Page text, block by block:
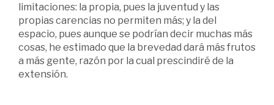
limitaciones: la propia, pues la juventud y las
propias carencias no permiten más; y la del
espacio, pues aunque se podrían decir muchas más
cosas, he estimado que la brevedad dará más frutos
a más gente, razón por la cual prescindiré de la
extensión.